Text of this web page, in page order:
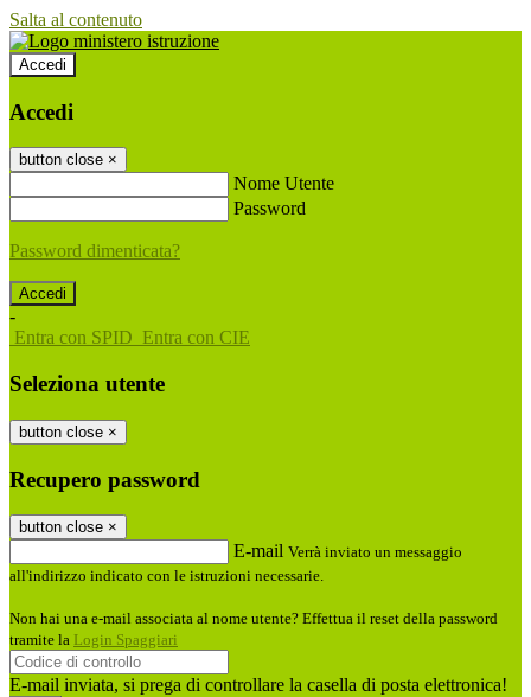
Salta al contenuto
Accedi
Accedi
button close ×
Nome Utente
Password
Password dimenticata?
-
Entra con SPID Entra con CIE
Seleziona utente
button close ×
Recupero password
button close ×
E-mail Verrà inviato un messaggio
all'indirizzo indicato con le istruzioni necessarie.
Non hai una e-mail associata al nome utente? Effettua il reset della password
tramite la Login Spaggiari
E-mail inviata, si prega di controllare la casella di posta elettronica!